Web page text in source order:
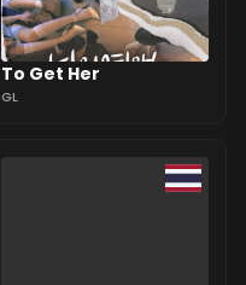
To Get Her
GL